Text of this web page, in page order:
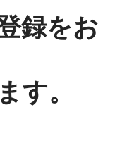
録をお
す。